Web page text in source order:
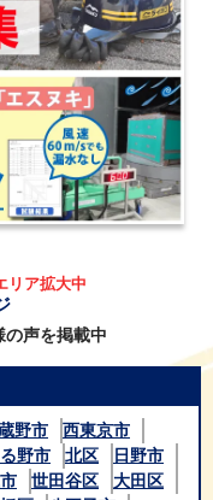
リア拡大中
声を掲載中
野市
西東京市
野市 北区
日野市
世田谷区
大田区